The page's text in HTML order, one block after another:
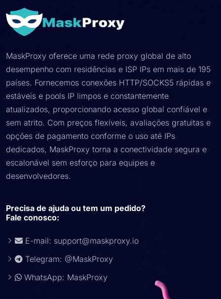
MaskProxy oferece uma rede proxy global de alto
desempenho com residências e ISP IPs em mais de 195
países. Fornecemos conexões HTTP/SOCKS5 rápidas e
estáveis ​​e pools IP limpos e constantemente
atualizados, proporcionando acesso global confiável e
sem atrito. Com preços flexíveis, avaliações gratuitas e
opções de pagamento conforme o uso até IPs
dedicados, MaskProxy torna a conectividade segura e
escalonável sem esforço para equipes e
desenvolvedores.
Precisa de ajuda ou tem um pedido?
Fale conosco:
E-mail: support@maskproxy.io
Telegram: @MaskProxy
WhatsApp: MaskProxy